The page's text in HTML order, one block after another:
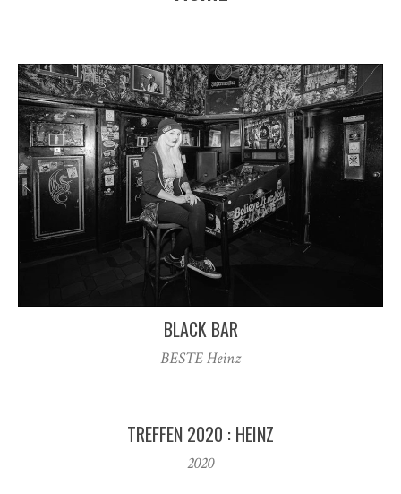
BLACK BAR
BESTE Heinz
TREFFEN 2020 : HEINZ
2020